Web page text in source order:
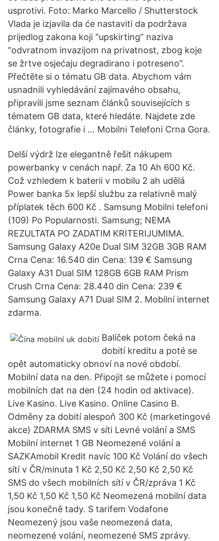
usprotivi. Foto: Marko Marcello / Shutterstock
Vlada je izjavila da će nastaviti da podržava
prijedlog zakona koji “upskirting” naziva
“odvratnom invazijom na privatnost, zbog koje
se žrtve osjećaju degradirano i potreseno”.
Přečtěte si o tématu GB data. Abychom vám
usnadnili vyhledávání zajímavého obsahu,
připravili jsme seznam článků souvisejících s
tématem GB data, které hledáte. Najdete zde
články, fotografie i … Mobilni Telefoni Crna Gora.
Delší výdrž lze elegantně řešit nákupem
powerbanky v cenách např. Za 10 Ah 600 Kč.
Což vzhledem k baterii v mobilu 2 ah udělá
Power banka 5x lepší službu za relativně malý
příplatek těch 600 Kč . Samsung Mobilni telefoni
(109) Po Popularnosti. Samsung; NEMA
REZULTATA PO ZADATIM KRITERIJUMIMA.
Samsung Galaxy A20e Dual SIM 32GB 3GB RAM
Crna Cena: 16.540 din Cena: 139 € Samsung
Galaxy A31 Dual SIM 128GB 6GB RAM Prism
Crush Crna Cena: 28.440 din Cena: 239 €
Samsung Galaxy A71 Dual SIM 2. Mobilní internet
zdarma.
Balíček potom čeká na
dobití kreditu a poté se
opět automaticky obnoví na nové období.
Mobilní data na den. Připojit se můžete i pomocí
mobilních dat na den (24 hodin od aktivace).
Live Kasino. Live Kasino. Online Casino B.
Odměny za dobití alespoň 300 Kč (marketingové
akce) ZDARMA SMS v síti Levné volání a SMS
Mobilní internet 1 GB Neomezené volání a
SAZKAmobil Kredit navíc 100 Kč Volání do všech
sítí v ČR/minuta 1 Kč 2,50 Kč 2,50 Kč 2,50 Kč
SMS do všech mobilních sítí v ČR/zpráva 1 Kč
1,50 Kč 1,50 Kč 1,50 Kč Neomezená mobilní data
jsou konečně tady. S tarifem Vodafone
Neomezený jsou vaše neomezená data,
neomezené volání, neomezené SMS zprávy.